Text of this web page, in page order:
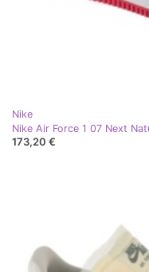
Nike
Nike Air Force 1 07 Next
173,20 €